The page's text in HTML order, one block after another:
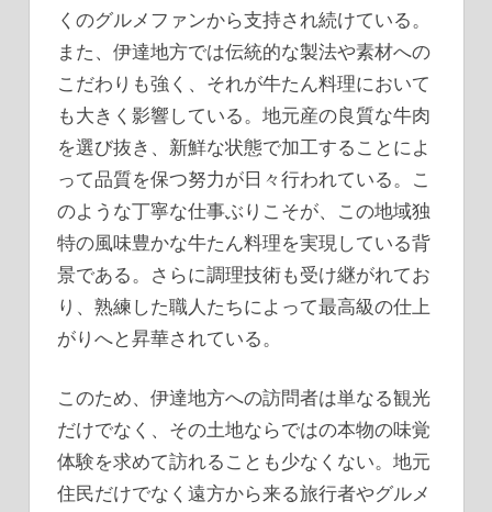
くのグルメファンから支持され続けている。
また、伊達地方では伝統的な製法や素材への
こだわりも強く、それが牛たん料理において
も大きく影響している。地元産の良質な牛肉
を選び抜き、新鮮な状態で加工することによ
って品質を保つ努力が日々行われている。こ
のような丁寧な仕事ぶりこそが、この地域独
特の風味豊かな牛たん料理を実現している背
景である。さらに調理技術も受け継がれてお
り、熟練した職人たちによって最高級の仕上
がりへと昇華されている。
このため、伊達地方への訪問者は単なる観光
だけでなく、その土地ならではの本物の味覚
体験を求めて訪れることも少なくない。地元
住民だけでなく遠方から来る旅行者やグルメ